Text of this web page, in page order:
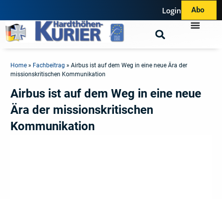
Login Abo
Home » Fachbeitrag »Airbus ist auf dem Weg in eine neue Ära der
missionskritischen Kommunikation
Airbus ist auf dem Weg in eine neue
Ära der missionskritischen
Kommunikation